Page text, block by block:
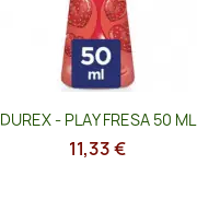
DUREX - PLAY FRESA 50 ML
11,33 €